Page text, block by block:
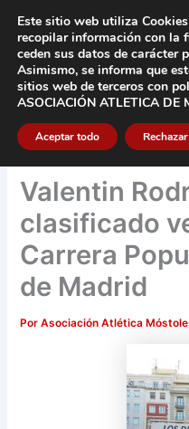
contenido
Valentin
clasificado
Carrera
de Madrid
PorAsociación Atlética
Este sitio web utiliza
recopilar información con la
ceden sus datos de carácter
Asimismo, se informa que
sitios web de terceros con
ASOCIACIÓN ATLETICA DE
Aceptar todo Rechazar